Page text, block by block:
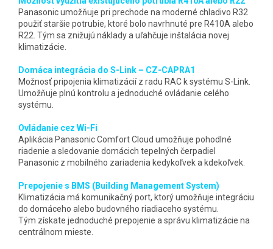
Panasonic umožňuje pri prechode na moderné chladivo R32
použiť staršie potrubie, ktoré bolo navrhnuté pre R410A alebo
R22. Tým sa znižujú náklady a uľahčuje inštalácia novej
klimatizácie.
Domáca integrácia do S-Link – CZ-CAPRA1
Možnosť pripojenia klimatizácií z radu RAC k systému S-Link.
Umožňuje plnú kontrolu a jednoduché ovládanie celého
systému.
Ovládanie cez Wi-Fi
Aplikácia Panasonic Comfort Cloud umožňuje pohodlné
riadenie a sledovanie domácich tepelných čerpadiel
Panasonic z mobilného zariadenia kedykoľvek a kdekoľvek.
Prepojenie s BMS (Building Management System)
Klimatizácia má komunikačný port, ktorý umožňuje integráciu
do domáceho alebo budovného riadiaceho systému.
Tým získate jednoduché prepojenie a správu klimatizácie na
centrálnom mieste.